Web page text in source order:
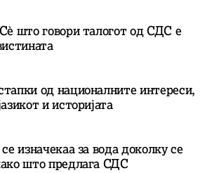
што говори талогот од СДС е
од националните интереси,
и историјата
изначекаа за вода доколку се
што предлага СДС